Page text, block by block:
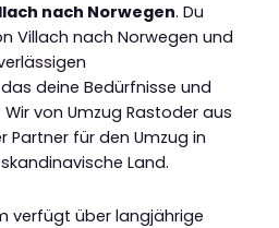
nach Norwegen. Du
Villach nach Norwegen und
deine Bedürfnisse und
von Umzug Rastoder aus
Partner für den Umzug in
Land.
verfügt über langjährige